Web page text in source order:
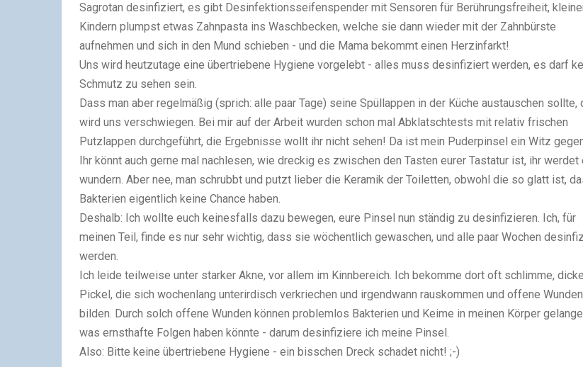
Sagrotan desinfiziert, es gibt Desinfektionsseifenspender mit Sensoren für Berührungsfreiheit,
Kindern plumpst etwas Zahnpasta ins Waschbecken, welche sie dann wieder mit der Zahnbürste
aufnehmen und sich in den Mund schieben - und die Mama bekommt einen Herzinfarkt!
Uns wird heutzutage eine übertriebene Hygiene vorgelebt - alles muss desinfiziert werden, es darf
Schmutz zu sehen sein.
Dass man aber regelmäßig (sprich: alle paar Tage) seine Spüllappen in der Küche austauschen sollte,
wird uns verschwiegen. Bei mir auf der Arbeit wurden schon mal Abklatschtests mit relativ frischen
Putzlappen durchgeführt, die Ergebnisse wollt ihr nicht sehen! Da ist mein Puderpinsel ein Witz
Ihr könnt auch gerne mal nachlesen, wie dreckig es zwischen den Tasten eurer Tastatur ist, ihr werdet
wundern. Aber nee, man schrubbt und putzt lieber die Keramik der Toiletten, obwohl die so glatt ist,
Bakterien eigentlich keine Chance haben.
Deshalb: Ich wollte euch keinesfalls dazu bewegen, eure Pinsel nun ständig zu desinfizieren. Ich, für
meinen Teil, finde es nur sehr wichtig, dass sie wöchentlich gewaschen, und alle paar Wochen
werden.
Ich leide teilweise unter starker Akne, vor allem im Kinnbereich. Ich bekomme dort oft schlimme, dicke
Pickel, die sich wochenlang unterirdisch verkriechen und irgendwann rauskommen und offene Wunden
bilden. Durch solch offene Wunden können problemlos Bakterien und Keime in meinen Körper
was ernsthafte Folgen haben könnte - darum desinfiziere ich meine Pinsel.
Also: Bitte keine übertriebene Hygiene - ein bisschen Dreck schadet nicht! ;-)